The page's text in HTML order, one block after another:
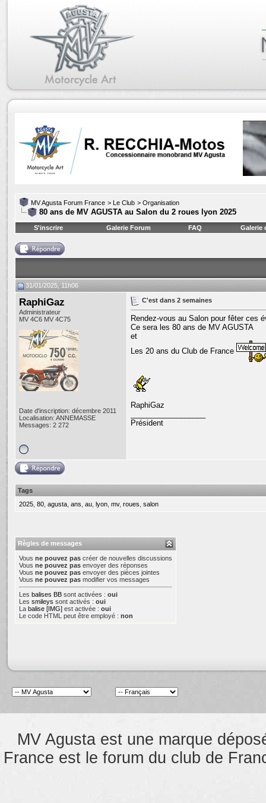
MV Agusta Forum France > Le Club > Organisation
80 ans de MV AGUSTA au Salon du 2 roues lyon 2025
S'inscrire Galerie Forum FAQ Galerie
31/01/2025, 11h06
RaphiGaz
Administrateur
MV 4C6 MV 4C75
Date d'inscription: décembre 2011
Localisation: ANNEMASSE
Messages: 2 272
C'est dans 2 semaines
Rendez-vous au Salon pour fêter ces
Ce sera les 80 ans de MV AGUSTA
et
Les 20 ans du Club de France
RaphiGaz
Président
Tags
2025 80 agusta ans au lyon mv, roues salon
Règles de messages
Vous ne pouvez pas créer de nouvelles discussions
Vous ne pouvez pas envoyer des réponses
Vous ne pouvez pas envoyer des pièces jointes
Vous ne pouvez pas modifier vos messages
Les balises BB sont activées : oui
Les smileys sont activés : oui
La balise [IMG] est activée : oui
Le code HTML peut être employé : non
MV Agusta est une marque
France est le forum du club de